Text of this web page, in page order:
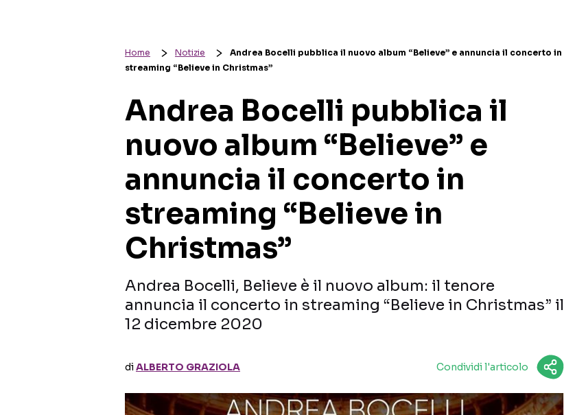
Home Notizie
Andrea Bocelli pubblica il nuovo album “Believe” e annuncia il concerto in
streaming “Believe in Christmas”
Andrea Bocelli pubblica il
nuovo album “Believe” e
annuncia il concerto in
streaming “Believe in
Christmas”
Andrea Bocelli, Believe è il nuovo album: il tenore
annuncia il concerto in streaming “Believe in Christmas” il
12 dicembre 2020
diALBERTO GRAZIOLA Condividi l'articolo